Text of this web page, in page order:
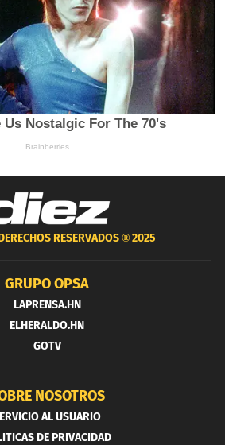
RESERVADOS ®2025
GRUPO OPSA
LAPRENSA.HN
ELHERALDO.HN
GOTV
NOSOTROS
AL USUARIO
DE PRIVACIDAD